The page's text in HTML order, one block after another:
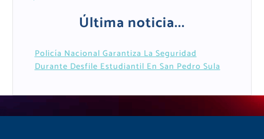
Última noticia...
Policía Nacional Garantiza La Seguridad
Durante Desfile Estudiantil En San Pedro Sula